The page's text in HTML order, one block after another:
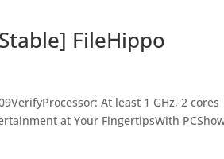
FileHippo
At least 1 GHz, 2 cores
at Your FingertipsWith